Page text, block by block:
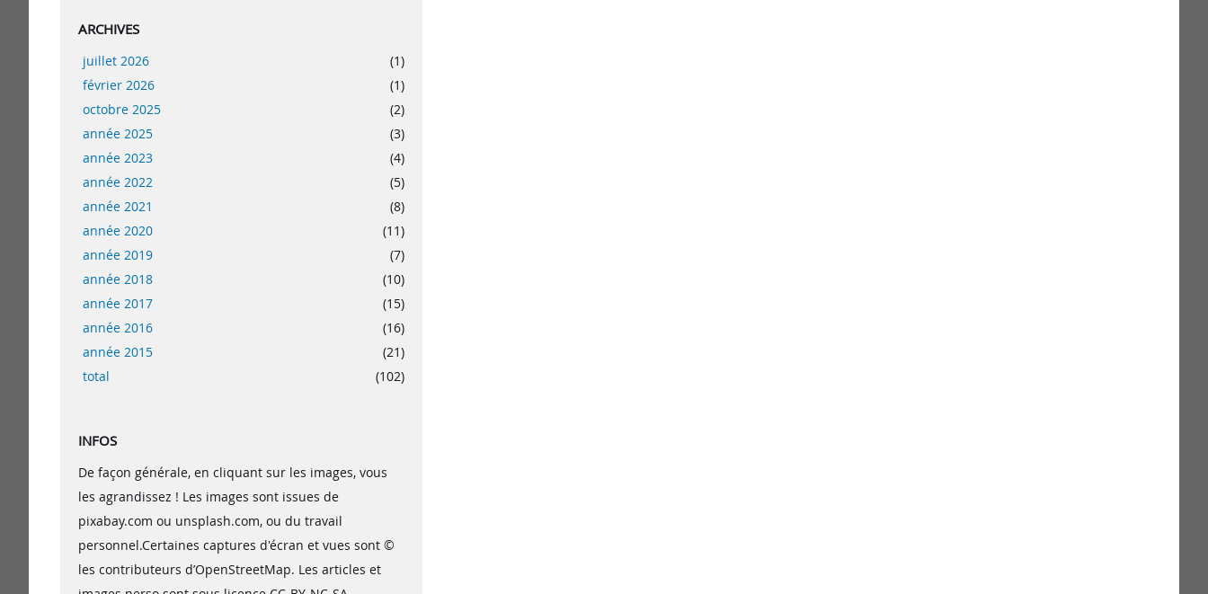
ARCHIVES
juillet 2026
(1)
février 2026
(1)
octobre 2025
(2)
année 2025
(3)
année 2023
(4)
année 2022
(5)
année 2021
(8)
année 2020
(11)
année 2019
(7)
année 2018
(10)
année 2017
(15)
année 2016
(16)
année 2015
(21)
total
(102)
INFOS
De façon générale, en cliquant sur les images, vous
les agrandissez ! Les images sont issues de
pixabay.com ou unsplash.com, ou du travail
personnel.Certaines captures d'écran et vues sont ©
les contributeurs d’OpenStreetMap. Les articles et